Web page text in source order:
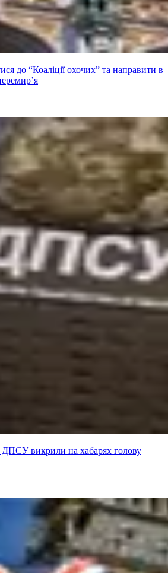
до “Коаліції охочих” та направити в
викрили на хабарях голову